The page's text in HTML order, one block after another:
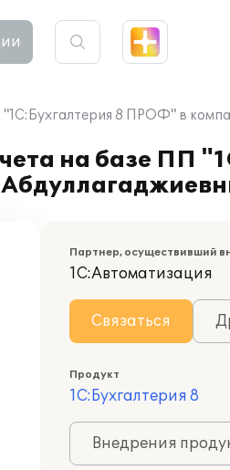
"1C:Бухгалтерия 8 ПРОФ" в
на базе ПП
Партнер, осуществивший
1С:Автоматизация
Связаться
Продукт
1С:Бухгалтерия 8
Внедрения